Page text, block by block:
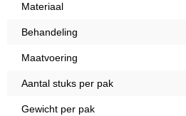
Materiaal
Behandeling
Maatvoering
Aantal stuks per pak
Gewicht per pak